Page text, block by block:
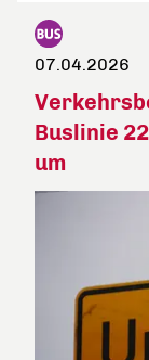
07.04.2026
Buslinie
um